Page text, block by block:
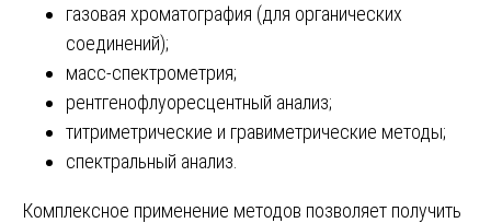
газовая хроматография (для органических
соединений);
масс-спектрометрия;
рентгенофлуоресцентный анализ;
титриметрические и гравиметрические методы;
спектральный анализ.
Комплексное применение методов позволяет получить